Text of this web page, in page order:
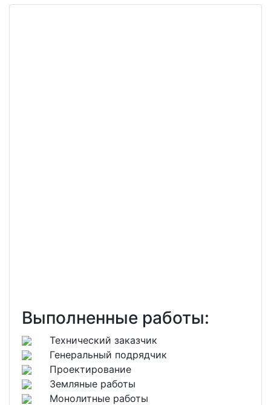
Выполненные работы:
Технический заказчик
Генеральный подрядчик
Проектирование
Земляные работы
Монолитные работы